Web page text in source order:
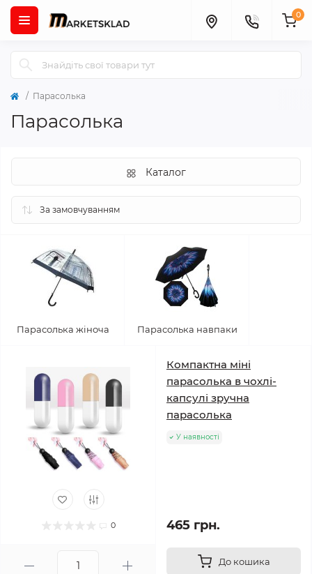
0
Парасолька
Парасолька
Каталог
Парасолька жіноча Парасолька навпаки
0
Компактна міні
парасолька в чохлі-
капсулі зручна
парасолька
У наявності
465 грн.
До кошика